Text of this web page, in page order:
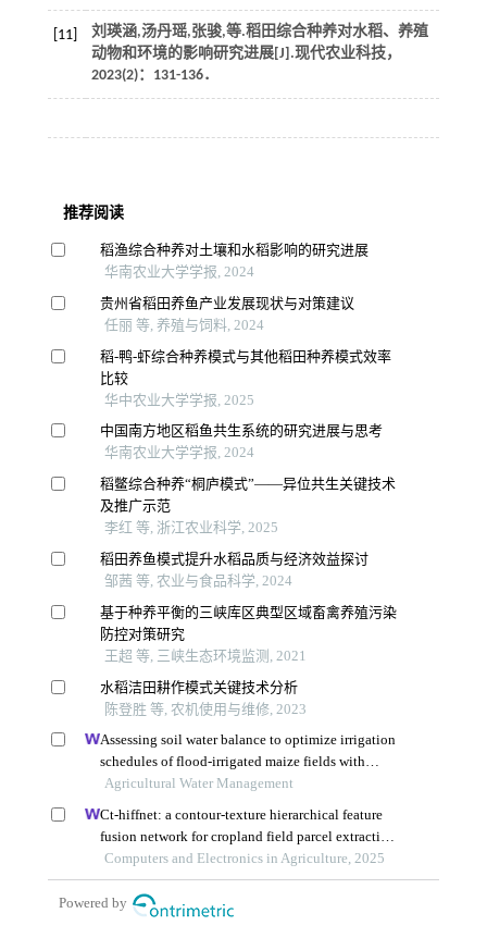
[11] 刘瑛涵,汤丹瑶,张骏,等.稻田综合种养对水稻、养殖
动物和环境的影响研究进展[J].现代农业科技，
2023(2)：131-136．